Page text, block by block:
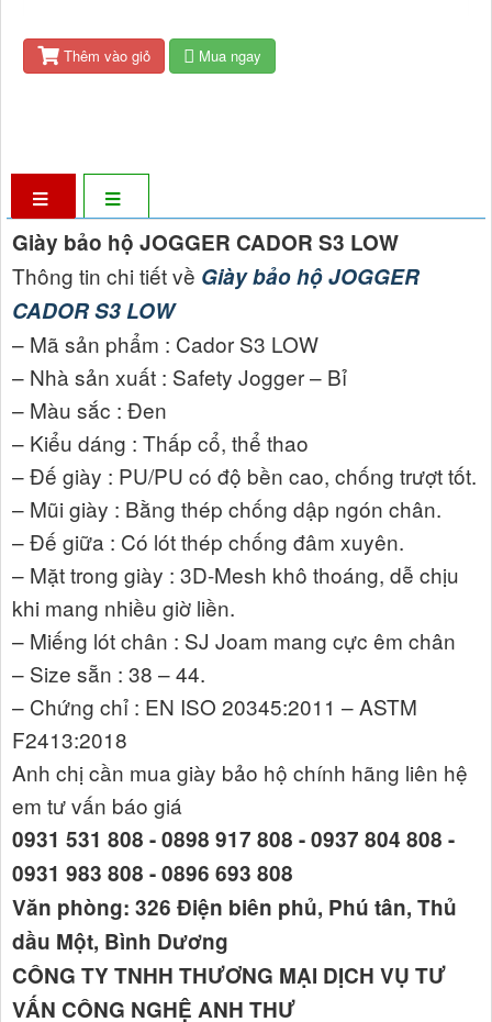
– Size sẵn : 38 – 44.
– Chứng chỉ : EN ISO 20345:2011 – ASTM F2413:2018
Thêm vào giỏ Mua ngay
Giày bảo hộ JOGGER CADOR S3 LOW
Thông tin chi tiết về Giày bảo hộ JOGGER
CADOR S3 LOW
– Mã sản phẩm : Cador S3 LOW
– Nhà sản xuất : Safety Jogger – Bỉ
– Màu sắc : Đen
– Kiểu dáng : Thấp cổ, thể thao
– Đế giày : PU/PU có độ bền cao, chống trượt tốt.
– Mũi giày : Bằng thép chống dập ngón chân.
– Đế giữa : Có lót thép chống đâm xuyên.
– Mặt trong giày : 3D-Mesh khô thoáng, dễ chịu
khi mang nhiều giờ liền.
– Miếng lót chân : SJ Joam mang cực êm chân
– Size sẵn : 38 – 44.
– Chứng chỉ : EN ISO 20345:2011 – ASTM
F2413:2018
Anh chị cần mua giày bảo hộ chính hãng liên hệ
em tư vấn báo giá
0931 531 808 - 0898 917 808 - 0937 804 808 -
0931 983 808 - 0896 693 808
Văn phòng: 326 Điện biên phủ, Phú tân, Thủ
dầu Một, Bình Dương
CÔNG TY TNHH THƯƠNG MẠI DỊCH VỤ TƯ
VẤN CÔNG NGHỆ ANH THƯ